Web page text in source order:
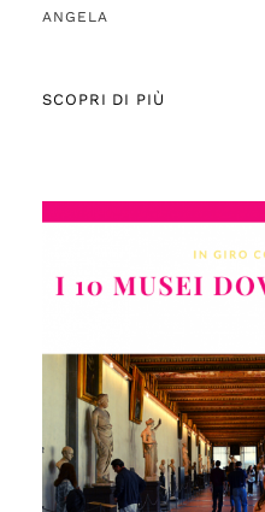
ANGELA
SCOPRI DI PIÙ